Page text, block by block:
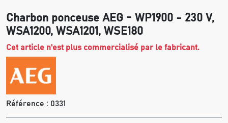
Charbon ponceuse AEG - WP1900 - 230 V,
WSA1200, WSA1201, WSE180
Cet article n'est plus commercialisé par le fabricant.
Référence : 0331